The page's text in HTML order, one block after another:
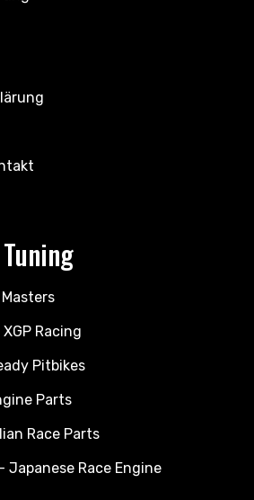
Racing
Pitbikes
Parts
Race Parts
Japanese Race Engine